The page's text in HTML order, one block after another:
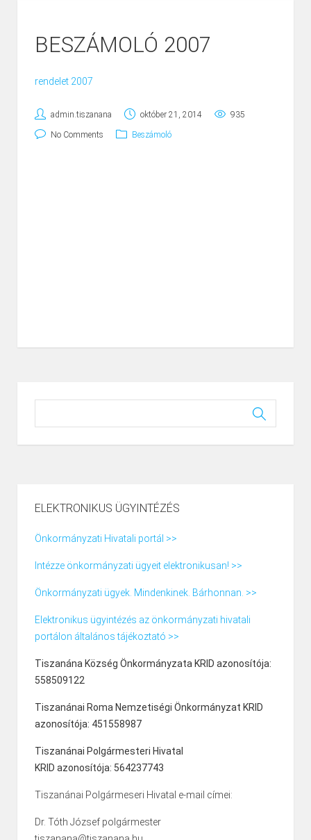
BESZÁMOLÓ 2007
rendelet 2007
admin.tiszanana október 21, 2014 935
No Comments Beszámoló
ELEKTRONIKUS ÜGYINTÉZÉS
Önkormányzati Hivatali portál >>
Intézze önkormányzati ügyeit elektronikusan! >>
Önkormányzati ügyek. Mindenkinek. Bárhonnan. >>
Elektronikus ügyintézés az önkormányzati hivatali
portálon általános tájékoztató >>
Tiszanána Község Önkormányzata KRID azonosítója:
558509122
Tiszanánai Roma Nemzetiségi Önkormányzat KRID
azonosítója: 451558987
Tiszanánai Polgármesteri Hivatal
KRID azonosítója: 564237743
Tiszanánai Polgármeseri Hivatal e-mail címei:
Dr. Tóth József polgármester